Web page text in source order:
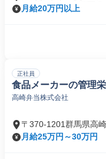
月給20万円以上
正社員
食品メーカーの管理
高崎弁当株式会社
〒370-1201群馬県高
月給25万円～30万円